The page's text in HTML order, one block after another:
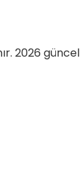
2026 güncel